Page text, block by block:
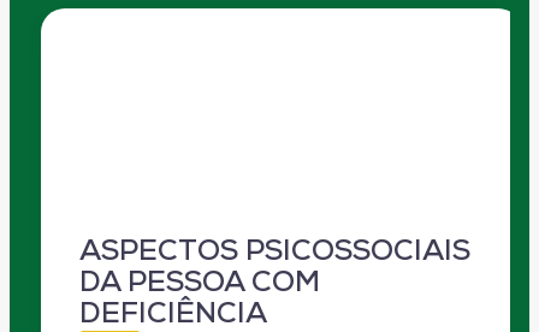
ASPECTOS PSICOSSOCIAIS
DA PESSOA COM
DEFICIÊNCIA